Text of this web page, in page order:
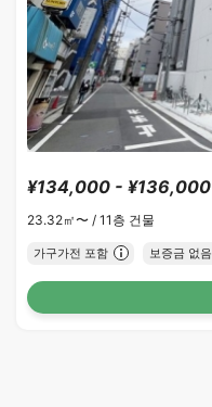
¥134,000 - ¥136,000
23.32㎡〜 / 11층 건물
가구가전 포함 보증금 없음